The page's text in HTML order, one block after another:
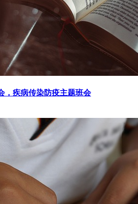
，疾病传染防疫主题班会